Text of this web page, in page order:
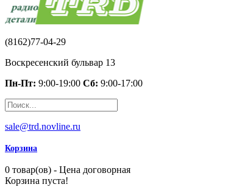
(8162)77-04-29
Воскресенский бульвар 13
Пн-Пт: 9:00-19:00 Сб: 9:00-17:00
sale@trd.novline.ru
Корзина
0 товар(ов) - Цена договорная
Корзина пуста!